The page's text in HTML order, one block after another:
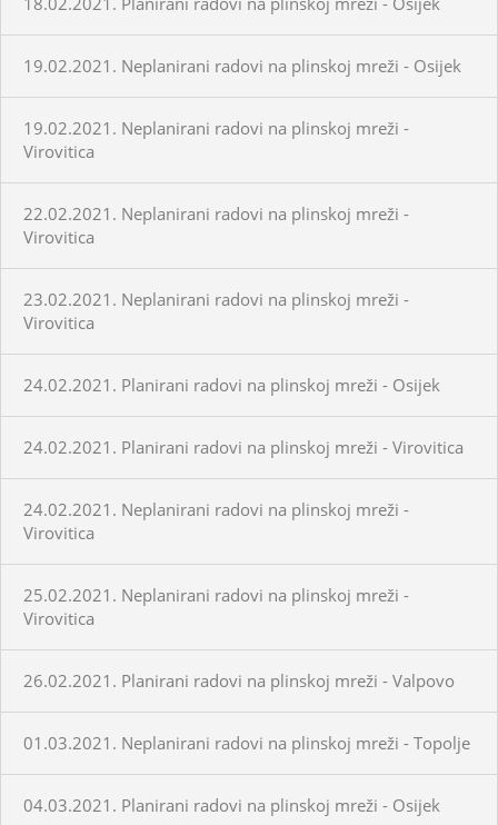
19.02.2021. Neplanirani radovi na plinskoj mreži - Osijek
19.02.2021. Neplanirani radovi na plinskoj mreži -
Virovitica
22.02.2021. Neplanirani radovi na plinskoj mreži -
Virovitica
23.02.2021. Neplanirani radovi na plinskoj mreži -
Virovitica
24.02.2021. Planirani radovi na plinskoj mreži - Osijek
24.02.2021. Planirani radovi na plinskoj mreži - Virovitica
24.02.2021. Neplanirani radovi na plinskoj mreži -
Virovitica
25.02.2021. Neplanirani radovi na plinskoj mreži -
Virovitica
26.02.2021. Planirani radovi na plinskoj mreži - Valpovo
01.03.2021. Neplanirani radovi na plinskoj mreži - Topolje
04.03.2021. Planirani radovi na plinskoj mreži - Osijek